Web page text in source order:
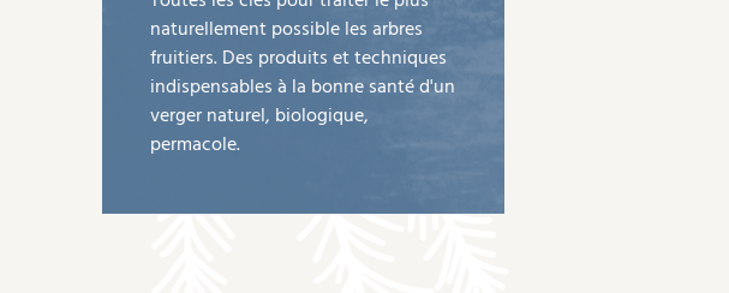
naturellement possible les arbres
fruitiers. Des produits et techniques
indispensables à la bonne santé d'un
verger naturel, biologique,
permacole.